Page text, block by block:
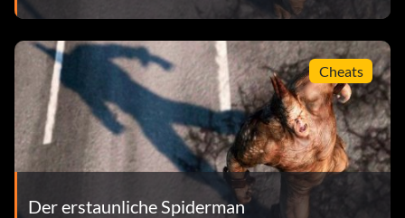
Cheats
Der erstaunliche Spiderman